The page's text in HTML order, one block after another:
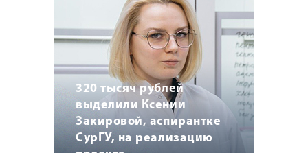
320 тысяч рублей
выделили Ксении
Закировой, аспирантке
СурГУ, на реализацию